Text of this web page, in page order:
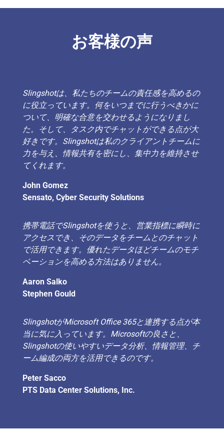
お客様の声
Slingshotは、私たちのチームの責任感を高めるの
に役立っています。何をいつまでに行うべきかに
ついて、明確な合意を交わせるようになりまし
た。そして、タスク内でチャットができる点が大
好きです。Slingshotは私のクライアントチームに
力を与え、情報共有を密にし、集中力を維持させ
てくれます。
John Gomez
Sensato, Cyber Security Solutions
携帯電話でSlingshotを使うと、営業指標に瞬時に
アクセスでき、そのデータをチームとのチャット
で活用できます。優れたデータほどチームのモチ
ベーションを高める方法はありません。
Aaron Salko
Stephen Gould
SlingshotがMicrosoft Office 365と連携する点が本
当に気に入っています。Microsoftの良さと、
Slingshotの使いやすいデータ分析、情報管理、チ
ーム編成の両方を活用できるのです。
Peter Sacco
PTS Data Center Solutions, Inc.